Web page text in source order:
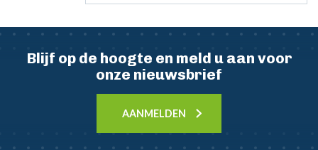
Blijf op de hoogte en meld u aan voor
onze nieuwsbrief
AANMELDEN